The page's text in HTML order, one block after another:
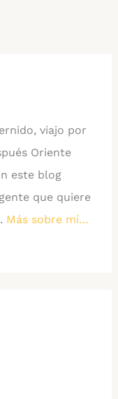
viajo por
Oriente
este blog
que quiere
Más sobre mí…